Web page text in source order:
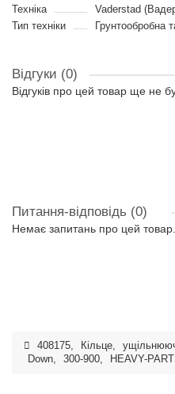
Техніка
Vaderstad
Тип техніки
Грунтообробна
Відгуки (0)
Відгуків про цей товар ще не
Питання-відповідь (0)
Немає запитань про цей товар.
408175, Кільце,
Down, 300-900, HEAVY-